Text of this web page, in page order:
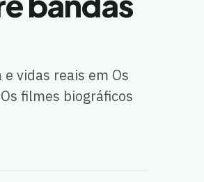
vidas reais em Os
filmes biográficos